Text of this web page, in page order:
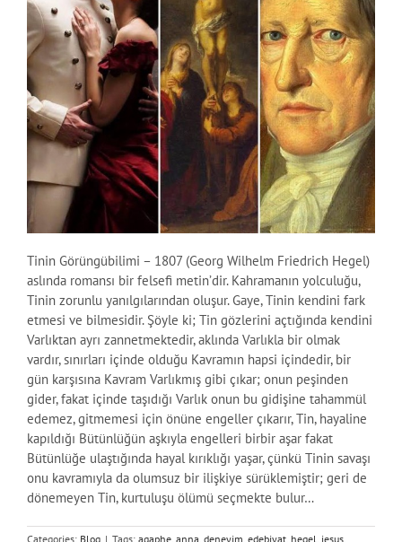
Tinin Görüngübilimi – 1807 (Georg Wilhelm Friedrich Hegel)
aslında romansı bir felsefi metin’dir. Kahramanın yolculuğu,
Tinin zorunlu yanılgılarından oluşur. Gaye, Tinin kendini fark
etmesi ve bilmesidir. Şöyle ki; Tin gözlerini açtığında kendini
Varlıktan ayrı zannetmektedir, aklında Varlıkla bir olmak
vardır, sınırları içinde olduğu Kavramın hapsi içindedir, bir
gün karşısına Kavram Varlıkmış gibi çıkar; onun peşinden
gider, fakat içinde taşıdığı Varlık onun bu gidişine tahammül
edemez, gitmemesi için önüne engeller çıkarır, Tin, hayaline
kapıldığı Bütünlüğün aşkıyla engelleri birbir aşar fakat
Bütünlüğe ulaştığında hayal kırıklığı yaşar, çünkü Tinin savaşı
onu kavramıyla da olumsuz bir ilişkiye sürüklemiştir; geri de
dönemeyen Tin, kurtuluşu ölümü seçmekte bulur…
Categories: Blog | Tags: agaphe anna deneyim edebiyat hegel jesus